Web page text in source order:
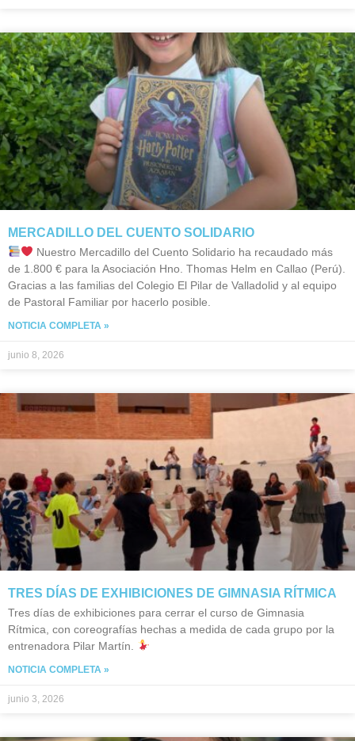
MERCADILLO DEL CUENTO SOLIDARIO
Nuestro Mercadillo del Cuento Solidario ha recaudado más
de 1.800 € para la Asociación Hno. Thomas Helm en Callao (Perú).
Gracias a las familias del Colegio El Pilar de Valladolid y al equipo
de Pastoral Familiar por hacerlo posible.
NOTICIA COMPLETA »
junio 8, 2026
TRES DÍAS DE EXHIBICIONES DE GIMNASIA RÍTMICA
Tres días de exhibiciones para cerrar el curso de Gimnasia
Rítmica, con coreografías hechas a medida de cada grupo por la
entrenadora Pilar Martín.
NOTICIA COMPLETA »
junio 3, 2026